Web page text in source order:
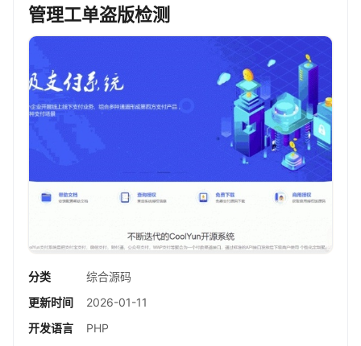
管理工单盗版检测
分类
综合源码
更新时间
2026-01-11
开发语言
PHP